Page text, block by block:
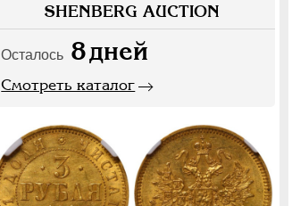
SHENBERG AUCTION
Осталось 8дней
Смотреть каталог